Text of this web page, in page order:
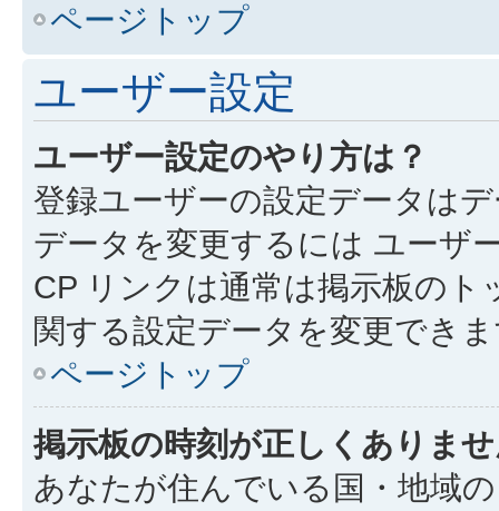
ページトップ
ユーザー設定
ユーザー設定のやり方は？
登録ユーザーの設定データは
データを変更するには ユーザ
CP リンクは通常は掲示板の
関する設定データを変更でき
ページトップ
掲示板の時刻が正しくありま
あなたが住んでいる国・地域